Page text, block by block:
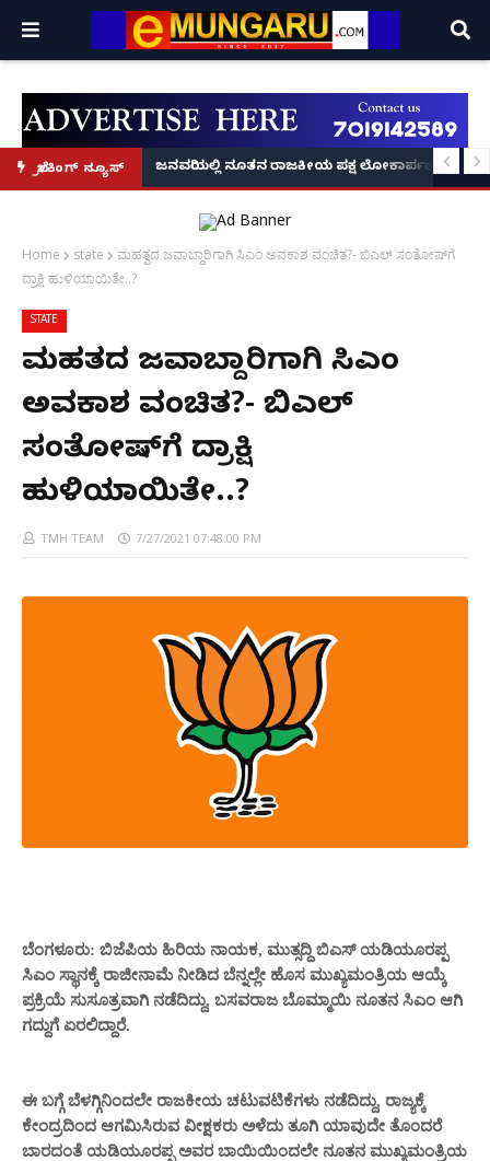
ಬ್ರೇಕಿಂಗ್ ನ್ಯೂಸ್
ಕಥೆ!
8 ಅಡಿಗೂ ಹೆಚ್ಚು ಉದ್ದದ ಕೂದಲು ಬೆಳೆಸಿ ಗಿನ್ನಿಸ್ ವಿಶ್ವ ದಾಖಲೆ ಬರೆದ ಭಾರತದ ರೇಣು
ಜನವರಿಯಲ್ಲಿ ನೂತನ ರಾಜಕೀಯ ಪಕ್ಷ ಲೋಕಾರ್ಪಣೆ – ನಟ
Home state
ಮಹತ್ವದ ಜವಾಬ್ದಾರಿಗಾಗಿ ಸಿಎಂ ಅವಕಾಶ ವಂಚಿತ?- ಬಿಎಲ್ ಸಂತೋಷ್‌ಗೆ
ದ್ರಾಕ್ಷಿ ಹುಳಿಯಾಯಿತೇ..?
STATE
ಮಹತ್ವದ ಜವಾಬ್ದಾರಿಗಾಗಿ ಸಿಎಂ
ಅವಕಾಶ ವಂಚಿತ?- ಬಿಎಲ್
ಸಂತೋಷ್‌ಗೆ ದ್ರಾಕ್ಷಿ
ಹುಳಿಯಾಯಿತೇ..?
TMH TEAM 7/27/2021 07:48:00 PM
ಬೆಂಗಳೂರು: ಬಿಜೆಪಿಯ ಹಿರಿಯ ನಾಯಕ, ಮುತ್ಸದ್ದಿ ಬಿಎಸ್ ಯಡಿಯೂರಪ್ಪ
ಸಿಎಂ ಸ್ಥಾನಕ್ಕೆ ರಾಜೀನಾಮೆ ನೀಡಿದ ಬೆನ್ನಲ್ಲೇ ಹೊಸ ಮುಖ್ಯಮಂತ್ರಿಯ ಆಯ್ಕೆ
ಪ್ರಕ್ರಿಯೆ ಸುಸೂತ್ರವಾಗಿ ನಡೆದಿದ್ದು, ಬಸವರಾಜ ಬೊಮ್ಮಾಯಿ ನೂತನ ಸಿಎಂ ಆಗಿ
ಗದ್ದುಗೆ ಏರಲಿದ್ದಾರೆ.
ಈ ಬಗ್ಗೆ ಬೆಳಗ್ಗಿನಿಂದಲೇ ರಾಜಕೀಯ ಚಟುವಟಿಕೆಗಳು ನಡೆದಿದ್ದು, ರಾಜ್ಯಕ್ಕೆ
ಕೇಂದ್ರದಿಂದ ಆಗಮಿಸಿರುವ ವೀಕ್ಷಕರು ಅಳೆದು ತೂಗಿ ಯಾವುದೇ ತೊಂದರೆ
ಬಾರದಂತೆ ಯಡಿಯೂರಪ್ಪ ಅವರ ಬಾಯಿಯಿಂದಲೇ ನೂತನ ಮುಖ್ಯಮಂತ್ರಿಯ